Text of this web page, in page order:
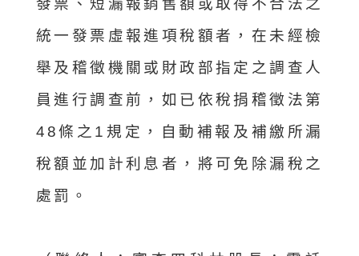
發票、短漏報銷售額或取得不合法之
統一發票虛報進項稅額者，在未經檢
舉及稽徵機關或財政部指定之調查人
員進行調查前，如已依稅捐稽徵法第
48條之1規定，自動補報及補繳所漏
稅額並加計利息者，將可免除漏稅之
處罰。